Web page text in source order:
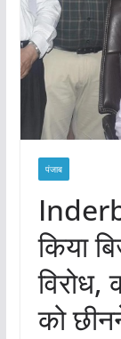
पंजाब
किया
को